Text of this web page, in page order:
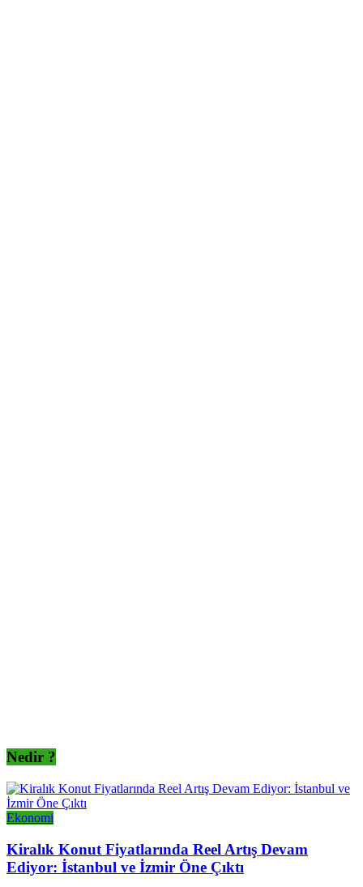
Nedir ?
Ekonomi
Kiralık Konut Fiyatlarında Reel Artış Devam
Ediyor: İstanbul ve İzmir Öne Çıktı